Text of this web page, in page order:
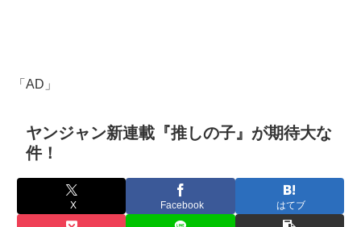
「AD」
ヤンジャン新連載『推しの子』が期待大な
件！
X Facebook はてブ